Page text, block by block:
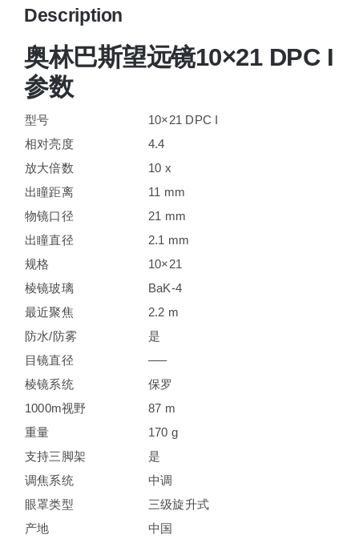
Description
奥林巴斯望远镜10×21 DPC I
参数
型号
10×21 DPC I
相对亮度
4.4
放大倍数
10 x
出瞳距离
11 mm
物镜口径
21 mm
出瞳直径
2.1 mm
规格
10×21
棱镜玻璃
BaK-4
最近聚焦
2.2 m
防水/防雾
是
目镜直径
—–
棱镜系统
保罗
1000m视野
87 m
重量
170 g
支持三脚架
是
调焦系统
中调
眼罩类型
三级旋升式
产地
中国